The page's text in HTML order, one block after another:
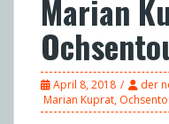
Marian
April 8, 2018 der
Marian Kuprat,